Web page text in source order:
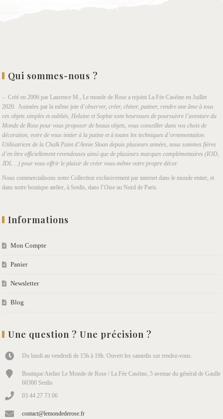
Qui sommes-nous ?
– Créé en 2006 par Laurence M., Le monde de Rose a rejoint La Fée Caséine en Juillet
2020. Animées par la même joie d’observer, créer, chiner, patiner, rendre une âme à tous
ces objets simples et oubliés, Helaine et Sophie sont heureuses de poursuivre l’aventure du
Monde de Rose pour vous proposer de beaux objets, vous conseiller dans vos choix de
décoration, voire de vous initier à la patine et à toutes les techniques d’ornementation.
Utilisatrices de la Chalk Paint d’Annie Sloan depuis plusieurs années, nous sommes fières
d’en être officiellement revendeuses ainsi que de plusieurs marques complémentaires (IOD,
JDL…) pour vous offrir le plaisir de créer vous-même votre propre décor.
Nous commercialisons notre Collection exclusivement par internet dans le monde entier, et
dans notre boutique atelier, à Senlis, dans l’Oise au Nord de Paris.
Informations
Mon Compte
Panier
Newsletter
Blog
Une question ? Une précision ?
Du lundi au vendredi de 15h à 19h. Ouvert les samedis sur rendez-vous.
Boutique Atelier Le Monde de Rose / La Fée Caséine, 5 avenue du général de Gaulle
60300 Senlis
03 44 27 73 06
contact@lemondederose.fr